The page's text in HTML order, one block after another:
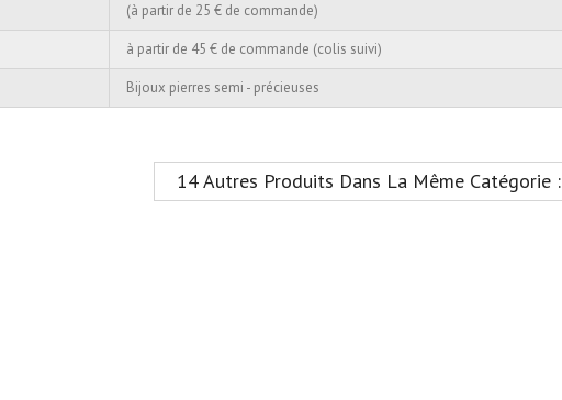
(à partir de 25 € de commande)
à partir de 45 € de commande (colis suivi)
Bijoux pierres semi - précieuses
14 Autres Produits Dans La Même Catégorie :